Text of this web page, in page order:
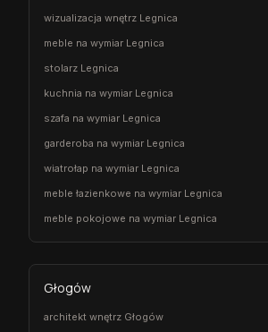
wizualizacja wnętrz Legnica
meble na wymiar Legnica
stolarz Legnica
kuchnia na wymiar Legnica
szafa na wymiar Legnica
garderoba na wymiar Legnica
wiatrołap na wymiar Legnica
meble łazienkowe na wymiar Legnica
meble pokojowe na wymiar Legnica
Głogów
architekt wnętrz Głogów